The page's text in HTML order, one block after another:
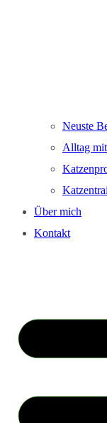
Neuste
Alltag
Über mich
Kontakt